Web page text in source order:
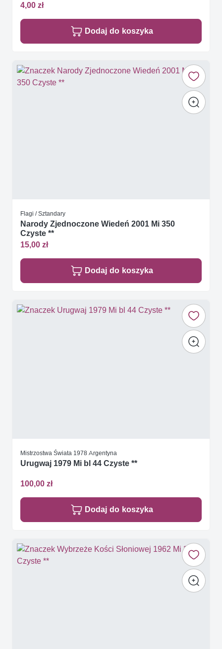
4,00 zł
Dodaj do koszyka
Flagi / Sztandary
Narody Zjednoczone Wiedeń 2001 Mi 350
Czyste **
15,00 zł
Dodaj do koszyka
Mistrzostwa Świata 1978 Argentyna
Urugwaj 1979 Mi bl 44 Czyste **
100,00 zł
Dodaj do koszyka